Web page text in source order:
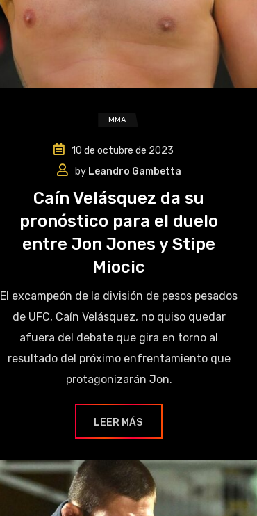
MMA
10 de octubre de 2023
by Leandro Gambetta
Caín Velásquez da su
pronóstico para el duelo
entre Jon Jones y Stipe
Miocic
El excampeón de la división de pesos pesados
de UFC, Caín Velásquez, no quiso quedar
afuera del debate que gira en torno al
resultado del próximo enfrentamiento que
protagonizarán Jon.
LEER MÁS